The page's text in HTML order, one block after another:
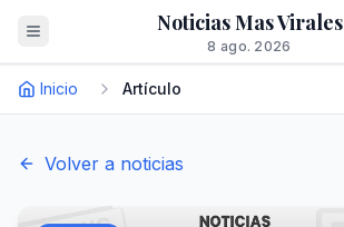
Noticias Mas Virales
8 ago. 2026
Inicio Artículo
Volver a noticias